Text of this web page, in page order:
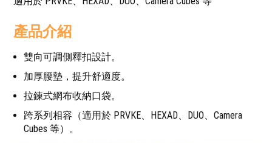
產品介紹
雙向可調側釋扣設計。
加厚腰墊，提升舒適度。
拉鍊式網布收納口袋。
跨系列相容（適用於 PRVKE、HEXAD、DUO、Camera
Cubes 等）。